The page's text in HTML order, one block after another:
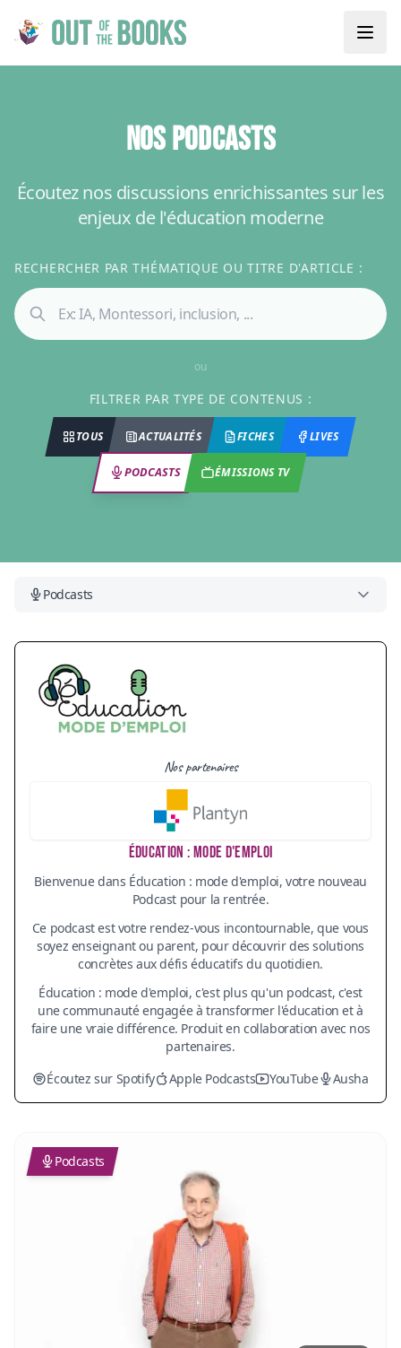
NOS PODCASTS
Écoutez nos discussions enrichissantes sur les
enjeux de l'éducation moderne
RECHERCHER PAR THÉMATIQUE OU TITRE D'ARTICLE :
ou
FILTRER PAR TYPE DE CONTENUS :
TOUS ACTUALITÉS FICHES LIVES
PODCASTS ÉMISSIONS TV
Podcasts
Nos partenaires
ÉDUCATION : MODE D'EMPLOI
Bienvenue dans Éducation : mode d'emploi, votre nouveau
Podcast pour la rentrée.
Ce podcast est votre rendez-vous incontournable, que vous
soyez enseignant ou parent, pour découvrir des solutions
concrètes aux défis éducatifs du quotidien.
Éducation : mode d'emploi, c'est plus qu'un podcast, c'est
une communauté engagée à transformer l'éducation et à
faire une vraie différence. Produit en collaboration avec nos
partenaires.
Écoutez sur Spotify
Apple Podcasts YouTube Ausha
Podcasts